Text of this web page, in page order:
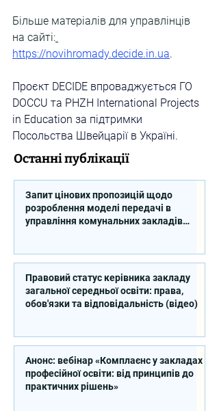
Більше матеріалів для управлінців
на сайті:
https://novihromady.decide.in.ua.
Проєкт DECIDE впроваджується ГО
DOCCU та PHZH International Projects
in Education за підтримки
Посольства Швейцарії в Україні.
Останні публікації
Запит цінових пропозицій щодо
розроблення моделі передачі в
управління комунальних закладів
Правовий статус керівника закладу
загальної середньої освіти: права,
обов'язки та відповідальність (відео)
Анонс: вебінар «Комплаєнс у закладах
професійної освіти: від принципів до
практичних рішень»